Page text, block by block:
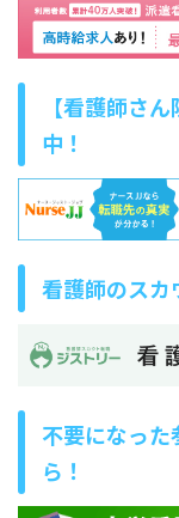
【看護師さ
中！
看護師のスカ
不要になっ
ら！